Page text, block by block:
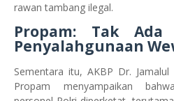
rawan tambang ilegal.
Propam: Tak
Penyalahgunaan
Sementara itu, AKBP Dr.
Propam menyampaikan